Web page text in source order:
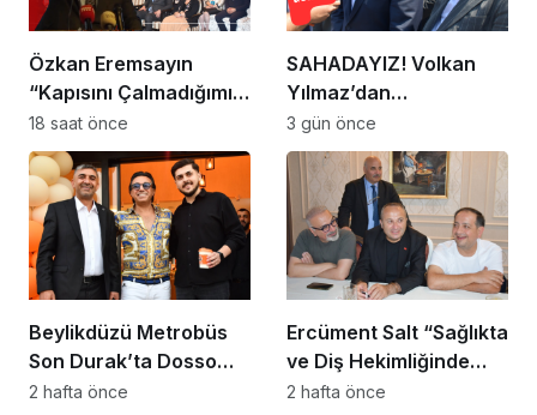
Özkan Eremsayın
“Kapısını Çalmadığımız
Bir Hane, Halini Hatırını
Sormadığımız Bir
Komşumuz Kalmasın”
18 saat önce
SAHADAYIZ! Volkan
Yılmaz’dan
Beylikdüzü’nde Dikkat
Çeken Mesaj
3 gün önce
Beylikdüzü Metrobüs
Son Durak’ta Dosso
Dossi Coffee coşkusu
2 hafta önce
Ercüment Salt “Sağlıkta
ve Diş Hekimliğinde
Dünya Çok Önemli
2 hafta önce